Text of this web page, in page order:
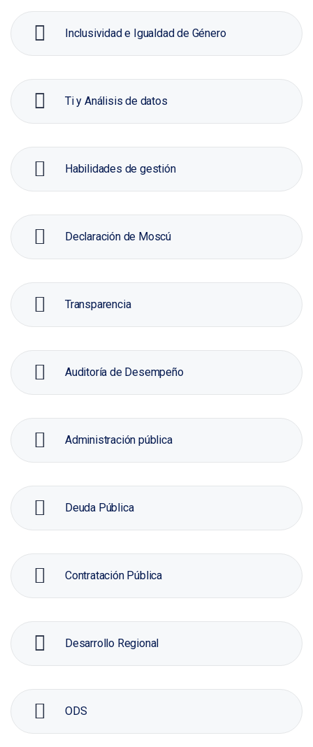
Inclusividad e Igualdad de Género
Ti y Análisis de datos
Habilidades de gestión
Declaración de Moscú
Transparencia
Auditoría de Desempeño
Administración pública
Deuda Pública
Contratación Pública
Desarrollo Regional
ODS